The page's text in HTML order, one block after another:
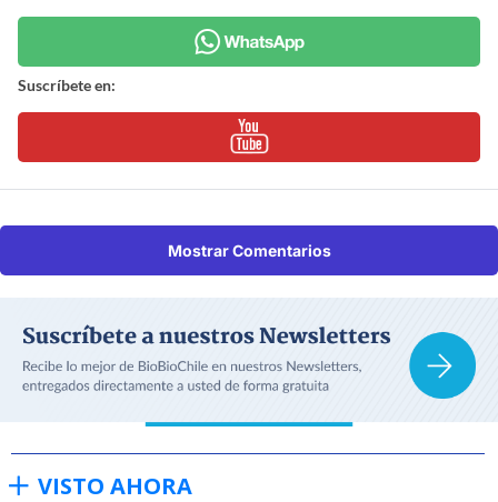
Suscríbete en:
Mostrar Comentarios
VISTO AHORA